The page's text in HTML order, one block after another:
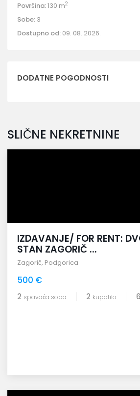
Površina:130 m2
Sobe: 3
Dostupno od: 09. 08. 2026.
DODATNE POGODNOSTI
SLIČNE NEKRETNINE
IZDAVANJE/ FOR RENT:
STAN ZAGORIČ ...
Zagorič, Podgorica
500 €
2 spavaća soba 2 kupatilo